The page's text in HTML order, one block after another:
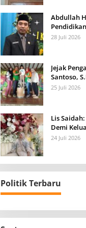
Abdullah
28 Juli 2026
Jejak
Santoso,
25 Juli 2026
Lis
Demi
Harapan
24 Juli 2026
Politik Terbaru